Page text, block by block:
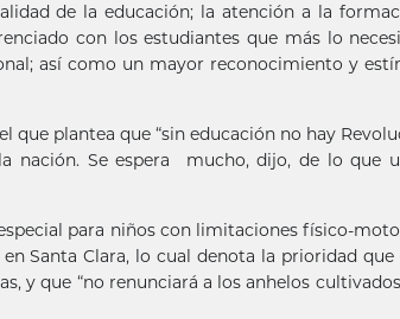
de la educación; la atención a la
con los estudiantes que más lo
así como un mayor reconocimiento y
que plantea que “sin educación no hay
nación. Se espera mucho, dijo, de lo que
para niños con limitaciones físico-
Santa Clara, lo cual denota la prioridad que
y que “no renunciará a los anhelos